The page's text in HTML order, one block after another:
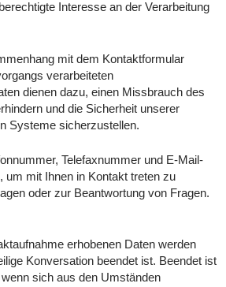
Interesse an der Verarbeitung
mit dem Kontaktformular
verarbeiteten
dienen dazu, einen Missbrauch des
und die Sicherheit unserer
Systeme sicherzustellen.
Telefaxnummer und E-Mail-
um mit Ihnen in Kontakt treten zu
oder zur Beantwortung von Fragen.
erhobenen Daten werden
Konversation beendet ist. Beendet ist
sich aus den Umständen